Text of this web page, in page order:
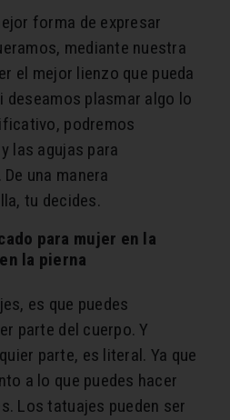
forma de expresar
mediante nuestra
el mejor lienzo que pueda
plasmar algo lo
podremos
las agujas para
una manera
tu decides.
para mujer en la
la pierna
es que puedes
parte del cuerpo. Y
parte, es literal. Ya que
a lo que puedes hacer
Los tatuajes pueden ser